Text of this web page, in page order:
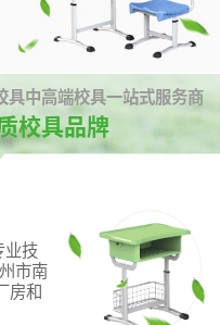
具中高端校具一站式服务商
校具品牌
业技
市南
房和